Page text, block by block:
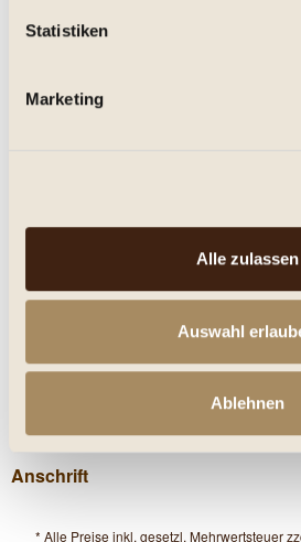
Statistiken
Marketing
Alle zulassen
Auswahl
Ablehnen
Kellerei Schreckbichl (Colterenzio),
DOC. Trocken. Vernatsch...
Eigenschaften
Shop Service
Informationen
Anschrift
* Alle Preise inkl. gesetzl. Mehrwertsteuer